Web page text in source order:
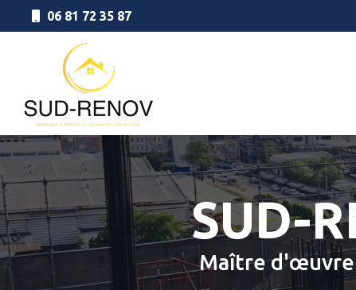
06 81 72 35 87
SUD-
Maître d'œuvre